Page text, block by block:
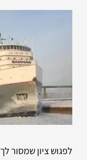
לפגוש ציון שמסור לך